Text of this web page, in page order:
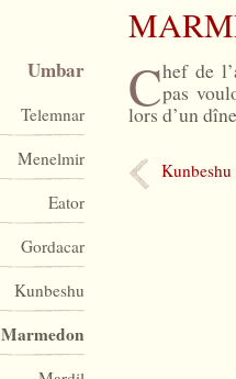
Chef de
pas
lors d’un
Kunbeshu
Umbar
Telemnar
Menelmir
Eator
Gordacar
Kunbeshu
Marmedon